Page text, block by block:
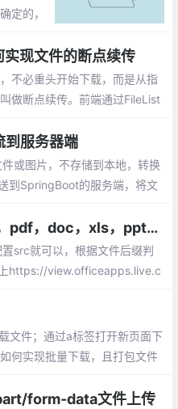
定的，
个exe
上传上
现文件的断点续传
不必重头开始下载，而是从指
做断点续传。前端通过FileList
一段段将文件进行拼接。
服务器端
或图片，不存储到本地，转换
到SpringBoot的服务端，将文
需。
前端实现文件在线预览txt，pdf，doc，xls，ppt几种格式
src就可以，根据文件后缀判
https://view.officeapps.live.c
文件；通过a标签打开新页面下
何实现批量下载，且打包文件
form-data文件上传